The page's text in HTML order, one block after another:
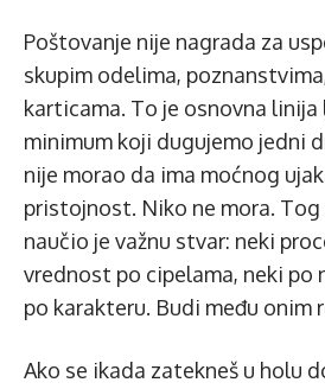
Poštovanje nije nagrada za
skupim odelima,
karticama. To je osnovna
minimum koji dugujemo jedni
nije morao da ima moćnog
pristojnost. Niko ne mora. Tog
naučio je važnu stvar: neki
vrednost po cipelama, neki po
po karakteru. Budi među onim
Ako se ikada zatekneš u holu